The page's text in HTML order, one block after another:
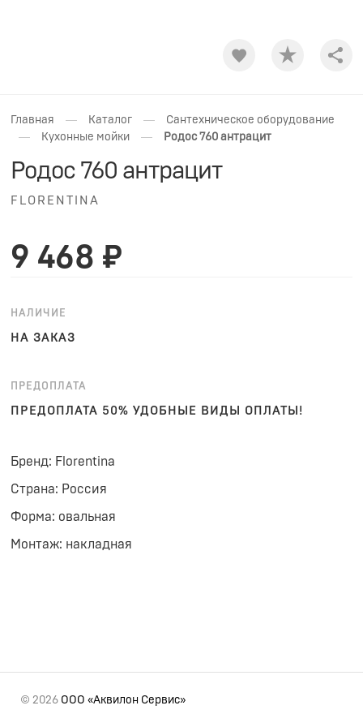
Главная — Каталог — Сантехническое оборудование
— Кухонные мойки — Родос 760 антрацит
Родос 760 антрацит
FLORENTINA
9 468 ₽
НАЛИЧИЕ
НА ЗАКАЗ
ПРЕДОПЛАТА
ПРЕДОПЛАТА 50% УДОБНЫЕ ВИДЫ ОПЛАТЫ!
Бренд: Florentina
Страна: Россия
Форма: овальная
Монтаж: накладная
© 2026 ООО «Аквилон Сервис»